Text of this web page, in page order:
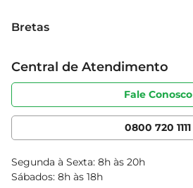
Grupo Cencosud
Sobre privacidade
Portal do fornecedor
Cencosud Media
Bretas
Produtos Bretas
Código de ética
Serviços
Clube Bretas
Blog Bretas
Black Friday
Central de Atendimento
Fale Conosco
0800 720 1111
Segunda à Sexta: 8h às 20h
Sábados: 8h às 18h